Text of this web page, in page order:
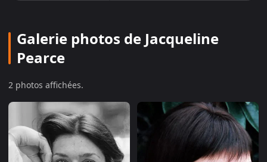
Galerie photos de Jacqueline
Pearce
2 photos affichées.